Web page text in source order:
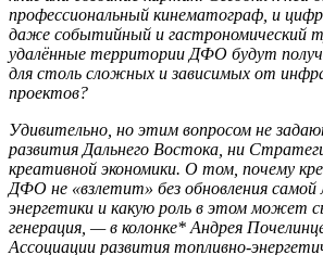
профессиональный кинематограф, и
даже событийный и гастрономический
удалённые территории ДФО будут
для столь сложных и зависимых от
проектов?
Удивительно, но этим вопросом не
развития Дальнего Востока, ни
креативной экономики. О том, почему
ДФО не «взлетит» без обновления самой
энергетики и какую роль в этом может
генерация, — в колонке* Андрея
Ассоциации развития топливно-